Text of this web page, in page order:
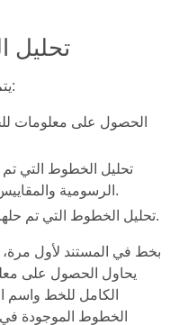
تحليل الخطوط التي تم حلها
يتم تحليل الخطوط في عدة خطوات:
الحصول على معلومات
تحليل الخطوط التي
الرسومية والمقاييس المتاحة (الأفقية والرأسية).
تحليل الخطوط التي تم حلها للتضمين والترتيب الفرعي.
يحاول الحصول على
الكامل للخط واسم
الخطوط الموجودة